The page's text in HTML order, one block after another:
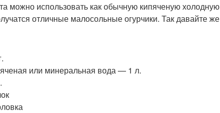
можно использовать как обычную кипяченую
отличные малосольные огурчики. Так давайте
или минеральная вода — 1 л.